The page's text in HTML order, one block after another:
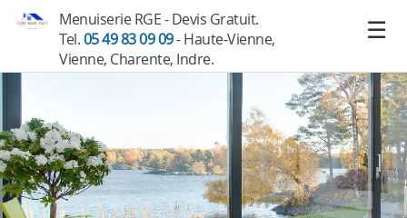
Menuiserie RGE - Devis Gratuit.
Tel.05 49 83 09 09- Haute-Vienne,
Vienne, Charente, Indre.